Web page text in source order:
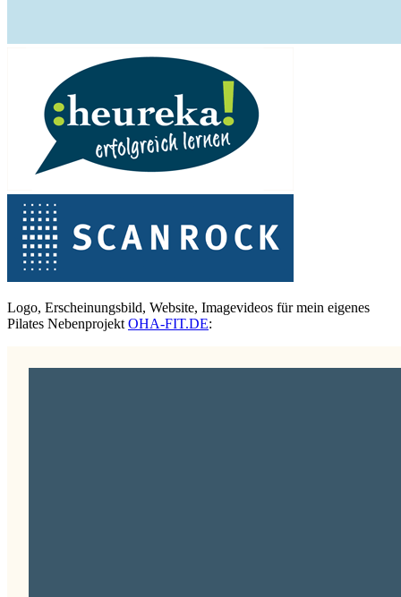
Logo, Erscheinungsbild, Website, Imagevideos für mein eigenes
Pilates NebenprojektOHA-FIT.DE: